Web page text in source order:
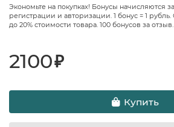
Экономьте на покупках! Бонусы начисляются
регистрации и авторизации. 1 бонус = 1
до 20% стоимости товара. 100 бонусов за отзыв.
2100₽
Купить